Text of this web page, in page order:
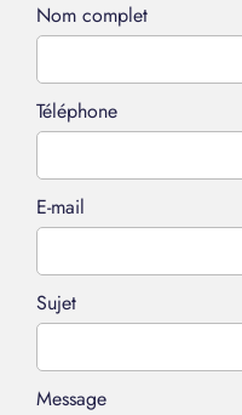
Nom complet
Téléphone
E-mail
Sujet
Message